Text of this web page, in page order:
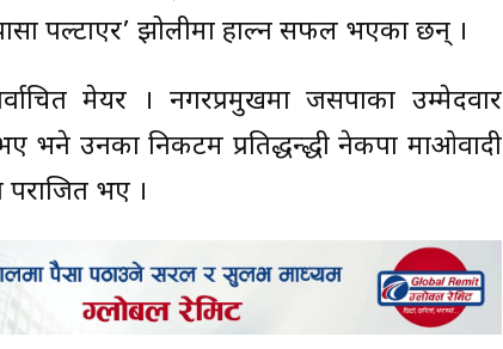
पल्टाएर’ झोलीमा हाल्न सफल भएका छन् ।
मेयर । नगरप्रमुखमा जसपाका उम्मेदवार
भने उनका निकटम प्रतिद्धन्द्धी नेकपा माओवादी
भए ।